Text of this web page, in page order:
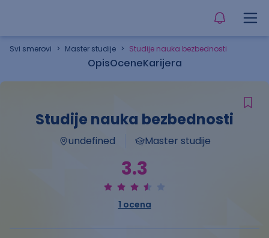
Svi smerovi > Master studije > Studije nauka bezbednosti
OpisOceneKarijera
Studije nauka bezbednosti
undefined Master studije
3.3
1 ocena